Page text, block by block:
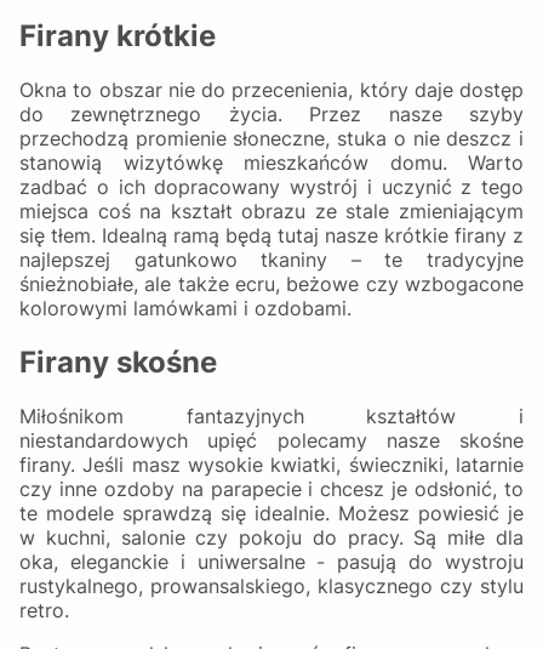
Firany krótkie
Okna to obszar nie do przecenienia, który daje dostęp
do zewnętrznego życia. Przez nasze szyby
przechodzą promienie słoneczne, stuka o nie deszcz i
stanowią wizytówkę mieszkańców domu. Warto
zadbać o ich dopracowany wystrój i uczynić z tego
miejsca coś na kształt obrazu ze stale zmieniającym
się tłem. Idealną ramą będą tutaj nasze krótkie firany z
najlepszej gatunkowo tkaniny – te tradycyjne
śnieżnobiałe, ale także ecru, beżowe czy wzbogacone
kolorowymi lamówkami i ozdobami.
Firany skośne
Miłośnikom fantazyjnych kształtów i
niestandardowych upięć polecamy nasze skośne
firany. Jeśli masz wysokie kwiatki, świeczniki, latarnie
czy inne ozdoby na parapecie i chcesz je odsłonić, to
te modele sprawdzą się idealnie. Możesz powiesić je
w kuchni, salonie czy pokoju do pracy. Są miłe dla
oka, eleganckie i uniwersalne - pasują do wystroju
rustykalnego, prowansalskiego, klasycznego czy stylu
retro.